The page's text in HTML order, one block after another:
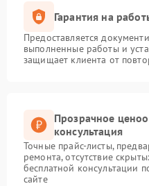
Гарантия на
Предоставляется
выполненные работы и
защищает клиента от
Прозрачное
консультация
Точные прайс-листы,
ремонта, отсутствие
бесплатной консультации
сайте